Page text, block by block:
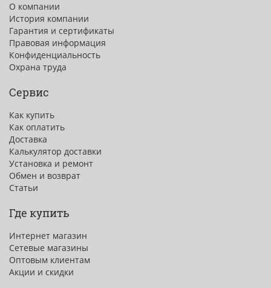
О компании
История компании
Гарантия и сертификаты
Правовая информация
Конфиденциальность
Охрана труда
Сервис
Как купить
Как оплатить
Доставка
Калькулятор доставки
Установка и ремонт
Обмен и возврат
Статьи
Где купить
Интернет магазин
Сетевые магазины
Оптовым клиентам
Акции и скидки